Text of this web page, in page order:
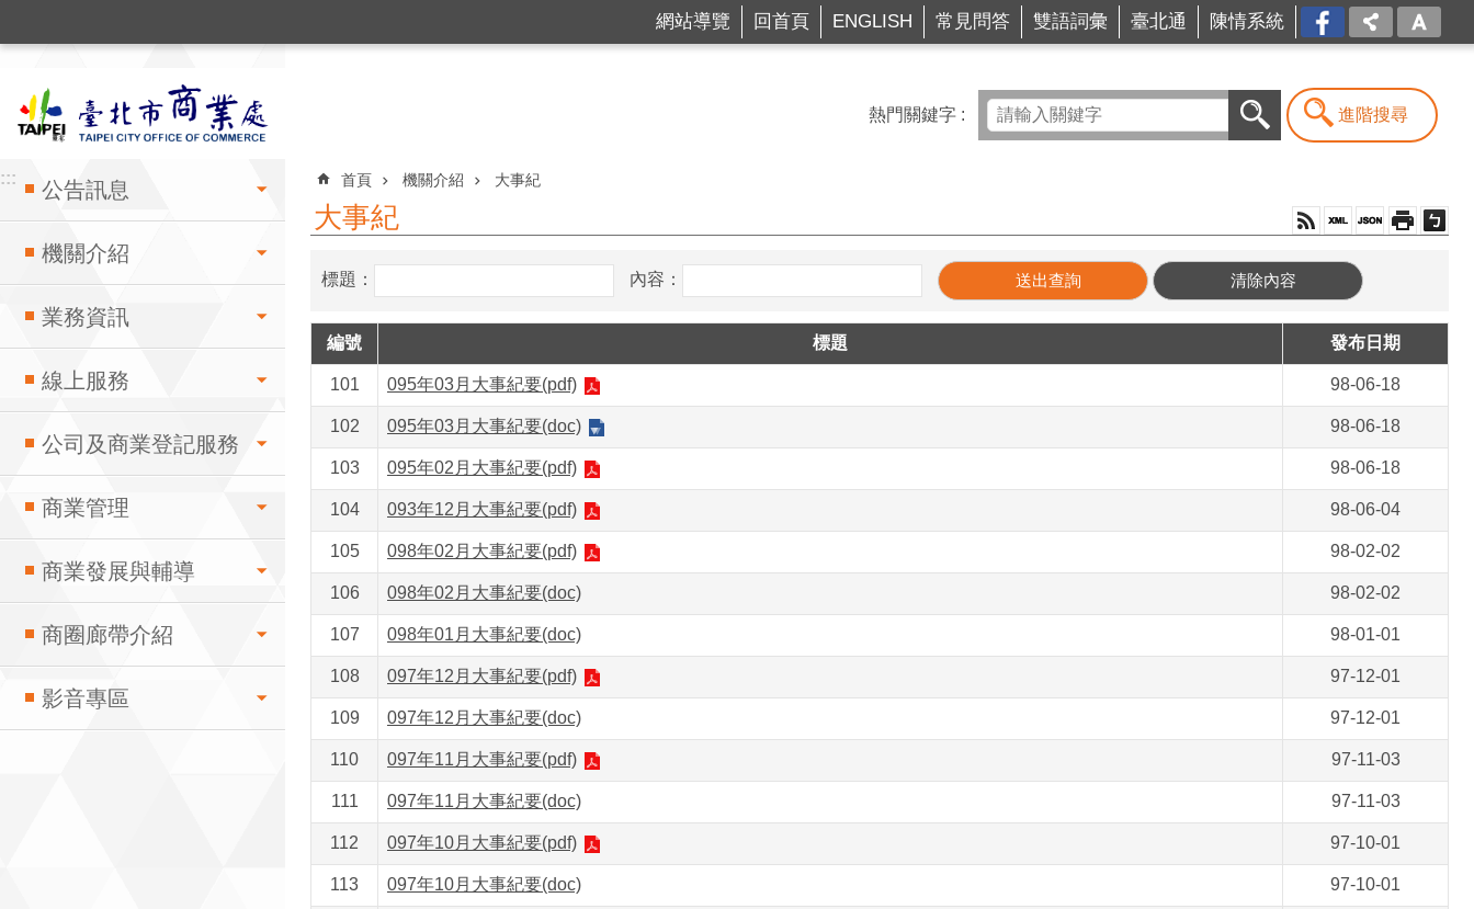
網站導覽 回首頁 ENGLISH 常見問答 雙語詞彙 臺北通 陳情系統 FB
::: 公告訊息
機關介紹
業務資訊
線上服務
公司及商業登記服務
商業管理
商業發展與輔導
商圈廊帶介紹
影音專區
熱門關鍵字 進階搜尋
:::
首頁 機關介紹 大事紀
大事紀
標題： 內容：
編號 標題 發布日期
101 095年03月大事紀要(pdf) 98-06-18
102 095年03月大事紀要(doc) 98-06-18
103 095年02月大事紀要(pdf) 98-06-18
104 093年12月大事紀要(pdf) 98-06-04
105 098年02月大事紀要(pdf) 98-02-02
106 098年02月大事紀要(doc) 98-02-02
107 098年01月大事紀要(doc) 98-01-01
108 097年12月大事紀要(pdf) 97-12-01
109 097年12月大事紀要(doc) 97-12-01
110 097年11月大事紀要(pdf) 97-11-03
111 097年11月大事紀要(doc) 97-11-03
112 097年10月大事紀要(pdf) 97-10-01
113 097年10月大事紀要(doc) 97-10-01